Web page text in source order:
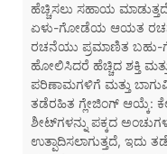
ಹೆಚ್ಚಿಸಲು ಸಹಾಯ
ಏಳು-ಗೋಡೆಯ ಆಯತ
ರಚನೆಯು ಪ್ರಮಾಣಿತ
ಹೋಲಿಸಿದರೆ ಹೆಚ್ಚಿದ ಶಕ್ತಿ
ಪರಿಣಾಮಗಳಿಗೆ ಮತ್ತು
ತಡೆರಹಿತ ಗ್ಲೇಜಿಂಗ್ ಆಯ್ಕೆ:
ಶೀಟ್‌ಗಳನ್ನು ಪಕ್ಕದ
ಉತ್ಪಾದಿಸಲಾಗುತ್ತದೆ, ಇದು